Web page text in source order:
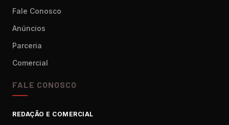
Fale Conosco
Anúncios
Parceria
Comercial
FALE CONOSCO
REDAÇÃO E COMERCIAL